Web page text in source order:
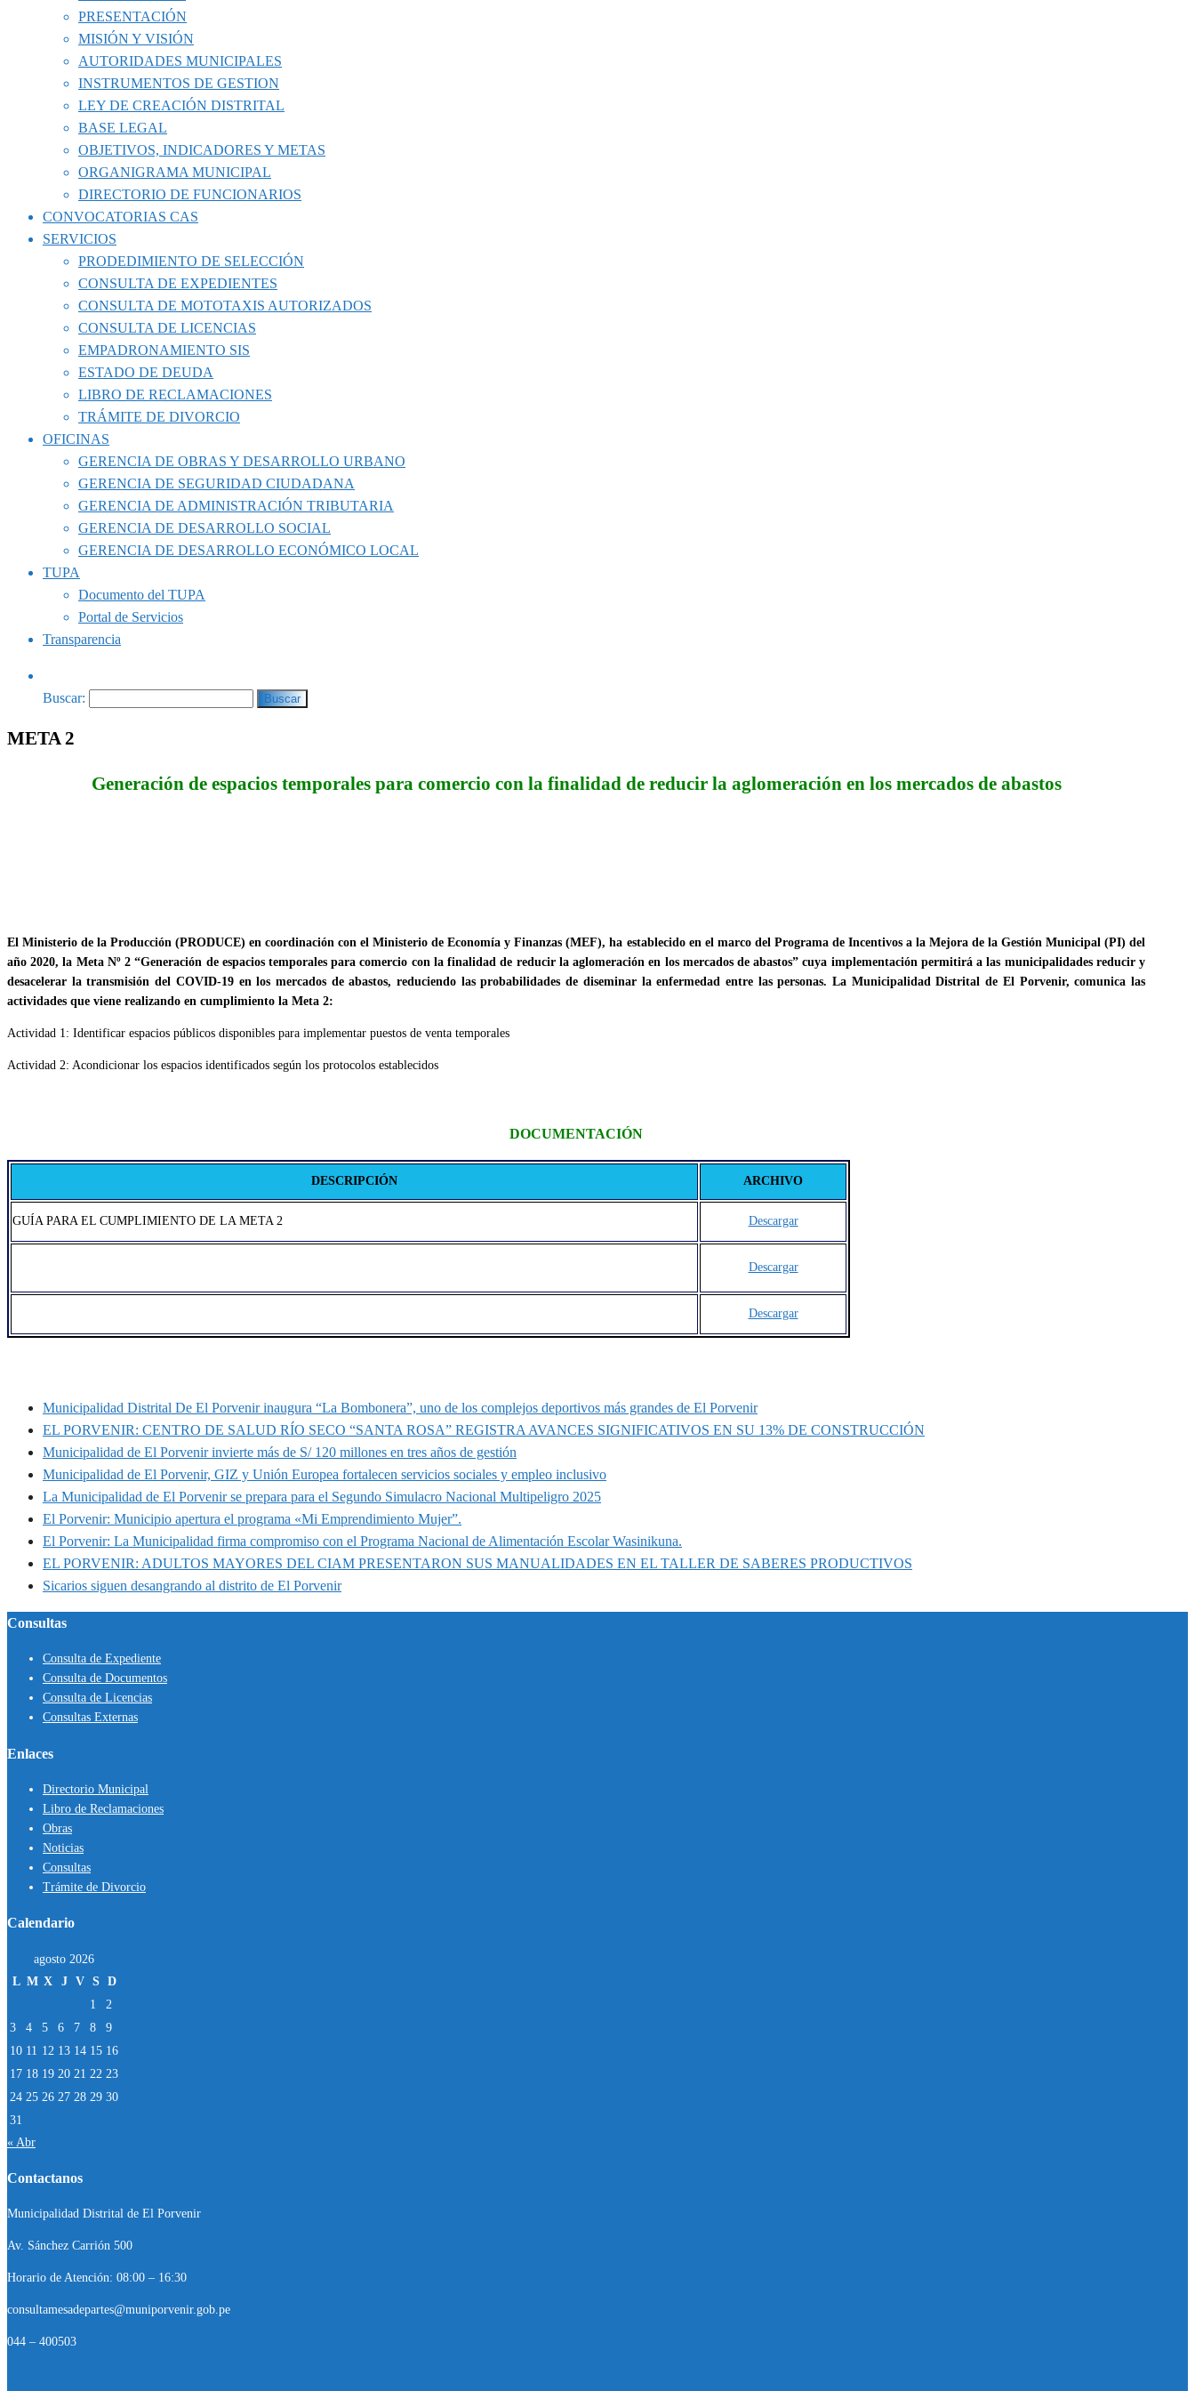
PRESENTACIÓN
MISIÓN Y VISIÓN
AUTORIDADES MUNICIPALES
INSTRUMENTOS DE GESTION
LEY DE CREACIÓN DISTRITAL
BASE LEGAL
OBJETIVOS, INDICADORES Y METAS
ORGANIGRAMA MUNICIPAL
DIRECTORIO DE FUNCIONARIOS
CONVOCATORIAS CAS
SERVICIOS
PRODEDIMIENTO DE SELECCIÓN
CONSULTA DE EXPEDIENTES
CONSULTA DE MOTOTAXIS AUTORIZADOS
CONSULTA DE LICENCIAS
EMPADRONAMIENTO SIS
ESTADO DE DEUDA
LIBRO DE RECLAMACIONES
TRÁMITE DE DIVORCIO
OFICINAS
GERENCIA DE OBRAS Y DESARROLLO URBANO
GERENCIA DE SEGURIDAD CIUDADANA
GERENCIA DE ADMINISTRACIÓN TRIBUTARIA
GERENCIA DE DESARROLLO SOCIAL
GERENCIA DE DESARROLLO ECONÓMICO LOCAL
TUPA
Documento del TUPA
Portal de Servicios
Transparencia
Buscar:
META 2
Generación de espacios temporales para comercio con la finalidad de reducir la aglomeración en los mercados de abastos
El Ministerio de la Producción (PRODUCE) en coordinación con el Ministerio de Economía y Finanzas (MEF), ha establecido en el marco del Programa de Incentivos a la Mejora de la Gestión Municipal (PI) del
año 2020, la Meta Nº 2 “Generación de espacios temporales para comercio con la finalidad de reducir la aglomeración en los mercados de abastos” cuya implementación permitirá a las municipalidades reducir y
desacelerar la transmisión del COVID-19 en los mercados de abastos, reduciendo las probabilidades de diseminar la enfermedad entre las personas. La Municipalidad Distrital de El Porvenir, comunica las
actividades que viene realizando en cumplimiento la Meta 2:
Actividad 1: Identificar espacios públicos disponibles para implementar puestos de venta temporales
Actividad 2: Acondicionar los espacios identificados según los protocolos establecidos
DOCUMENTACIÓN
DESCRIPCIÓN ARCHIVO
GUÍA PARA EL CUMPLIMIENTO DE LA META 2 Descargar
Descargar
Descargar
Municipalidad Distrital De El Porvenir inaugura “La Bombonera”, uno de los complejos deportivos más grandes de El Porvenir
EL PORVENIR: CENTRO DE SALUD RÍO SECO “SANTA ROSA” REGISTRA AVANCES SIGNIFICATIVOS EN SU 13% DE CONSTRUCCIÓN
Municipalidad de El Porvenir invierte más de S/ 120 millones en tres años de gestión
Municipalidad de El Porvenir, GIZ y Unión Europea fortalecen servicios sociales y empleo inclusivo
La Municipalidad de El Porvenir se prepara para el Segundo Simulacro Nacional Multipeligro 2025
El Porvenir: Municipio apertura el programa «Mi Emprendimiento Mujer”.
El Porvenir: La Municipalidad firma compromiso con el Programa Nacional de Alimentación Escolar Wasinikuna.
EL PORVENIR: ADULTOS MAYORES DEL CIAM PRESENTARON SUS MANUALIDADES EN EL TALLER DE SABERES PRODUCTIVOS
Sicarios siguen desangrando al distrito de El Porvenir
Consultas
Consulta de Expediente
Consulta de Documentos
Consulta de Licencias
Consultas Externas
Enlaces
Directorio Municipal
Libro de Reclamaciones
Obras
Noticias
Consultas
Trámite de Divorcio
Calendario
agosto 2026
L M X J V S D
1
2
3
4 5 6 7 8
9
10 11 12 13 14 15 16
17 18 19 20 21 22 23
24 25 26 27 28 29 30
31
« Abr
Contactanos
Municipalidad Distrital de El Porvenir
Av. Sánchez Carrión 500
Horario de Atención: 08:00 – 16:30
consultamesadepartes@muniporvenir.gob.pe
044 – 400503